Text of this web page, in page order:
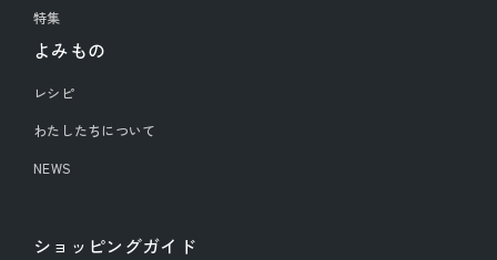
特集
よみもの
レシピ
わたしたちについて
NEWS
ショッピングガイド